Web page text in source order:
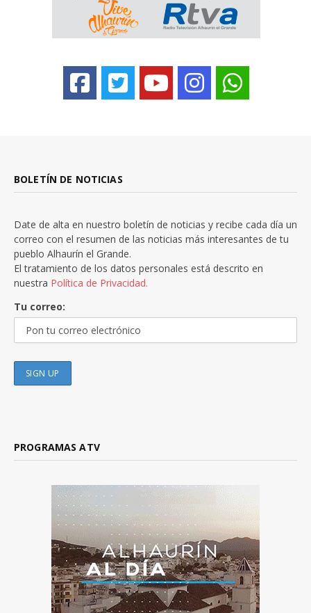
BOLETÍN DE NOTICIAS
Date de alta en nuestro boletín de noticias y recibe cada día un
correo con el resumen de las noticias más interesantes de tu
pueblo Alhaurín el Grande.
El tratamiento de los datos personales está descrito en
nuestra Política de Privacidad.
Tu correo:
PROGRAMAS ATV